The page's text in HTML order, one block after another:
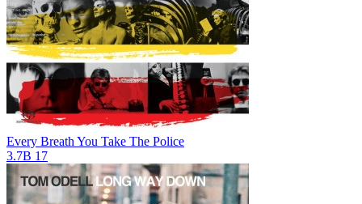
Every Breath You Take The Police
3.7B 17